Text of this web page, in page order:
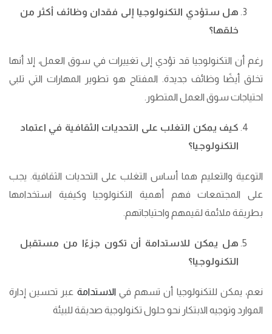
هل ستؤدي التكنولوجيا إلى فقدان وظائف أكثر من
خلقها؟
رغم أن التكنولوجيا قد تؤدي إلى تغييرات في سوق العمل، إلا أنها
تخلق أيضًا وظائف جديدة. المفتاح هو تطوير المهارات التي تلبي
احتياجات سوق العمل المتطور.
كيف يمكن التغلب على التحديات الثقافية في اعتماد
التكنولوجيا؟
التوعية والتعليم هما أساس التغلب على التحديات الثقافية. يجب
على المجتمعات فهم أهمية التكنولوجيا وكيفية استخدامها
بطريقة ملائمة لقيمهم واحتياجاتهم.
هل يمكن للاستدامة أن تكون جزءًا من مستقبل
التكنولوجيا؟
نعم، يمكن للتكنولوجيا أن تسهم في الاستدامة عبر تحسين إدارة
الموارد وتوجيه الابتكار نحو حلول تكنولوجية صديقة للبيئة